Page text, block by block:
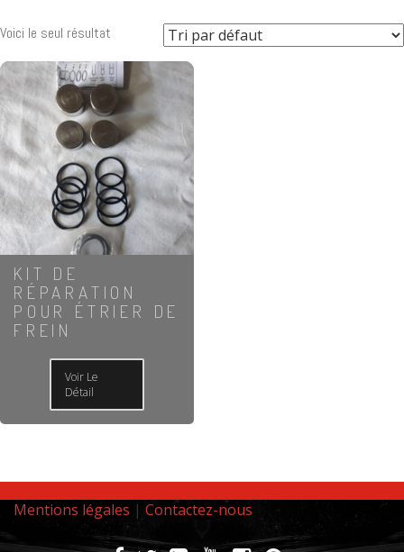
Voici le seul résultat
KIT DE
RÉPARATION
POUR ÉTRIER DE
FREIN
Voir Le
Détail
Mentions légales | Contactez-nous